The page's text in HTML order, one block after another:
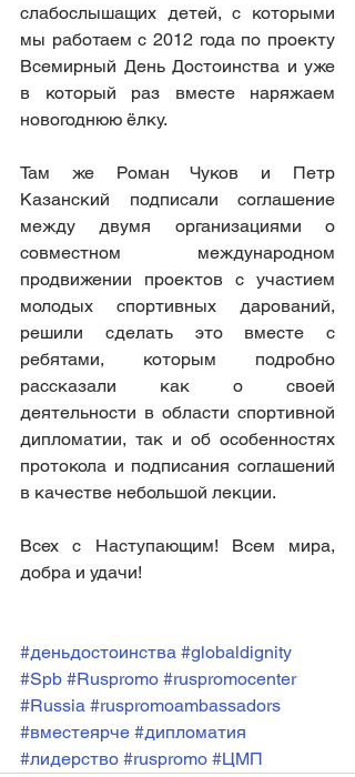
слабослышащих детей, с которыми
мы работаем с 2012 года по проекту
Всемирный День Достоинства и уже
в который раз вместе наряжаем
новогоднюю ёлку.
Там же Роман Чуков и Петр
Казанский подписали соглашение
между двумя организациями о
совместном международном
продвижении проектов с участием
молодых спортивных дарований,
решили сделать это вместе с
ребятами, которым подробно
рассказали как о своей
деятельности в области спортивной
дипломатии, так и об особенностях
протокола и подписания соглашений
в качестве небольшой лекции.
Всех с Наступающим! Всем мира,
добра и удачи!
#деньдостоинства #globaldignity
#Spb #Ruspromo #ruspromocenter
#Russia #ruspromoambassadors
#вместеярче #дипломатия
#лидерство #ruspromo #ЦМП